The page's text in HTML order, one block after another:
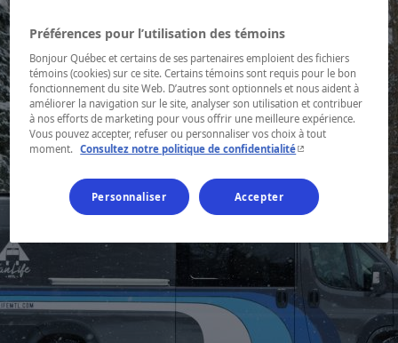
Préférences pour l’utilisation des témoins
Bonjour Québec et certains de ses partenaires emploient des fichiers
témoins (cookies) sur ce site. Certains témoins sont requis pour le bon
fonctionnement du site Web. D’autres sont optionnels et nous aident à
améliorer la navigation sur le site, analyser son utilisation et contribuer
à nos efforts de marketing pour vous offrir une meilleure expérience.
Vous pouvez accepter, refuser ou personnaliser vos choix à tout
moment. Consultez notre politique de confidentialité- Cet hyperlien
Personnaliser Accepter